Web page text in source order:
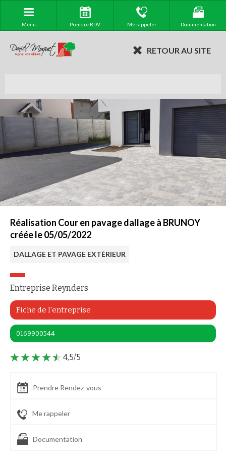
Menu Prendre RDV Me rappeler Documentation
RETOUR AU SITE
Réalisation Cour en pavage dallage à BRUNOY
créée le 05/05/2022
DALLAGE ET PAVAGE EXTÉRIEUR
Entreprise Reynders
Fiche de l'entreprise
0169900544
4,5/5
Prendre Rendez-vous
Me rappeler
Documentation